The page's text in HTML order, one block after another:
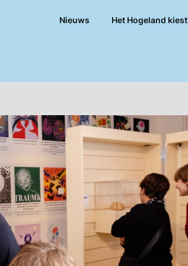
Nieuws Het Hogeland kiest